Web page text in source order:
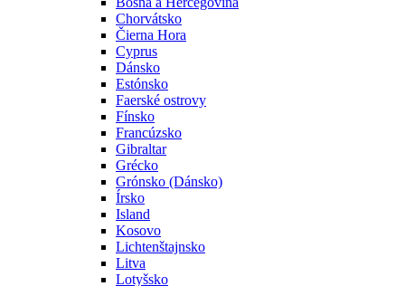
Chorvátsko
Čierna Hora
Cyprus
Dánsko
Estónsko
Faerské ostrovy
Fínsko
Francúzsko
Gibraltar
Grécko
Grónsko (Dánsko)
Írsko
Island
Kosovo
Lichtenštajnsko
Litva
Lotyšsko